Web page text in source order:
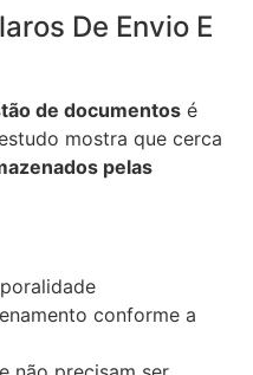
De Envio E
de documentos é
mostra que cerca
pelas
conforme a